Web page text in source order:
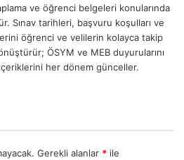
ve öğrenci belgeleri konularında
Sınav tarihleri, başvuru koşulları ve
öğrenci ve velilerin kolayca takip
ÖSYM ve MEB duyurularını
her dönem günceller.
Gerekli alanlar * ile